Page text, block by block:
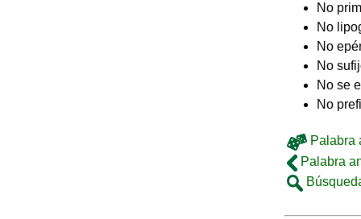
No
No
No
No
No se
No
Palabra
Palabra